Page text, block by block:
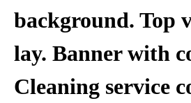
background. Top
lay. Banner with
Cleaning service